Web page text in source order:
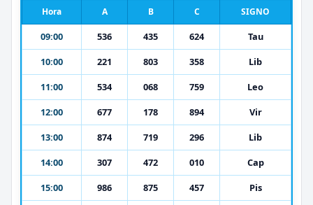
Hora A B C SIGNO
09:00 536 435 624
Tau
10:00
221 803 358
Lib
11:00
534 068 759
Leo
12:00
677 178 894
Vir
13:00
874 719 296
Lib
14:00
307 472 010
Cap
15:00
986 875 457
Pis